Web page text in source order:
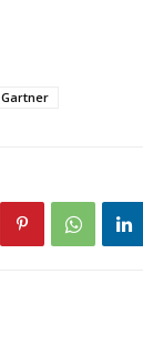
Gartner